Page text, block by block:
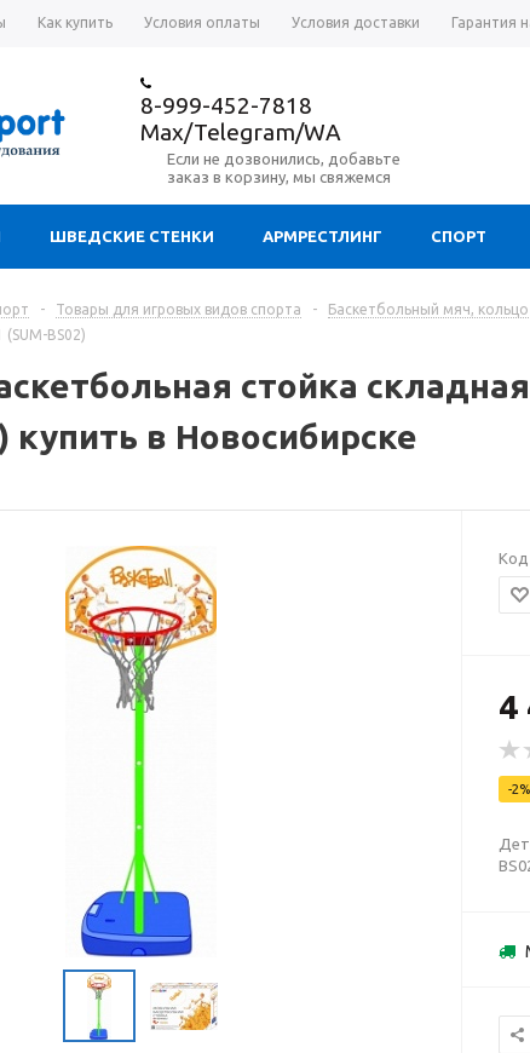
Как купить Условия оплаты Условия доставки Гарантия
8-999-452-7818
Max/Telegram/WA
Если не дозвонились, добавьте
заказ в корзину, мы свяжемся
ШВЕДСКИЕ СТЕНКИ АРМРЕСТЛИНГ СПОРТ
- Товары для игровых видов спорта - Баскетбольный мяч, кольцо
BS02)
стойка
купить в Новосибирске
Код
4
-